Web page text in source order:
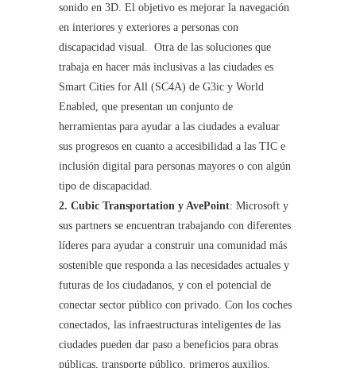
sonido en 3D. El objetivo es mejorar la navegación
en interiores y exteriores a personas con
discapacidad visual. Otra de las soluciones que
trabaja en hacer más inclusivas a las ciudades es
Smart Cities for All (SC4A) de G3ic y World
Enabled, que presentan un conjunto de
herramientas para ayudar a las ciudades a evaluar
sus progresos en cuanto a accesibilidad a las TIC e
inclusión digital para personas mayores o con algún
tipo de discapacidad.
2. Cubic Transportation y AvePoint: Microsoft y
sus partners se encuentran trabajando con diferentes
líderes para ayudar a construir una comunidad más
sostenible que responda a las necesidades actuales y
futuras de los ciudadanos, y con el potencial de
conectar sector público con privado. Con los coches
conectados, las infraestructuras inteligentes de las
ciudades pueden dar paso a beneficios para obras
públicas, transporte público, primeros auxilios,